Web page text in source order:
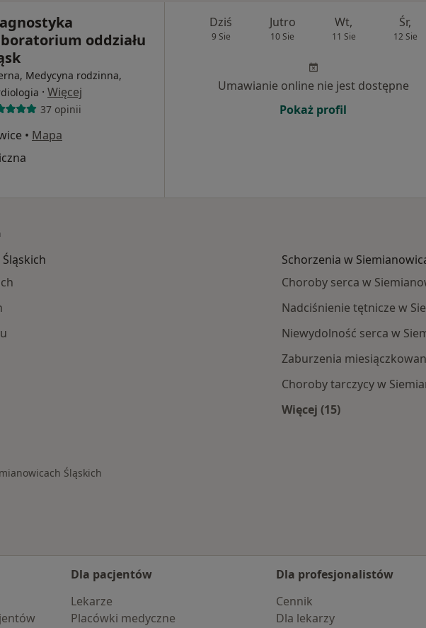
oddziału
Medycyna rodzinna,
· Więcej
37 opinii
• Mapa
Dziś
9 Sie
Jutro
10 Sie
Wt,
11 Sie
Śr,
12 Sie
Umawianie online nie jest dostępne
Pokaż profil
Schorzenia w
Choroby serca w
Nadciśnienie tętnicze w
Niewydolność serca w
Zaburzenia
Choroby tarczycy w
Więcej (15)
Śląskich
Dla pacjentów
Lekarze
Placówki medyczne
Dla profesjonalistów
Cennik
Dla lekarzy